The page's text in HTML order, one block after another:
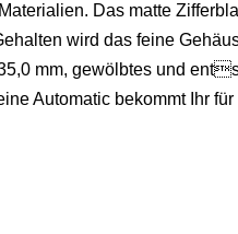
Das mat­te
wird das feine
mm, gewölbtes und
Auto­mat­ic bekommt Ihr